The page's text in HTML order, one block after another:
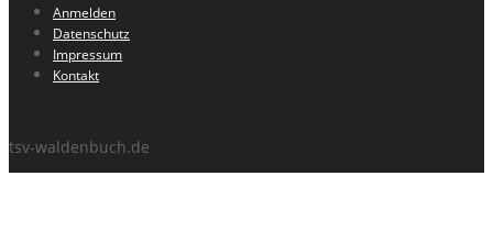
Anmelden
Datenschutz
Impressum
Kontakt
tsv-waldenbuch.de